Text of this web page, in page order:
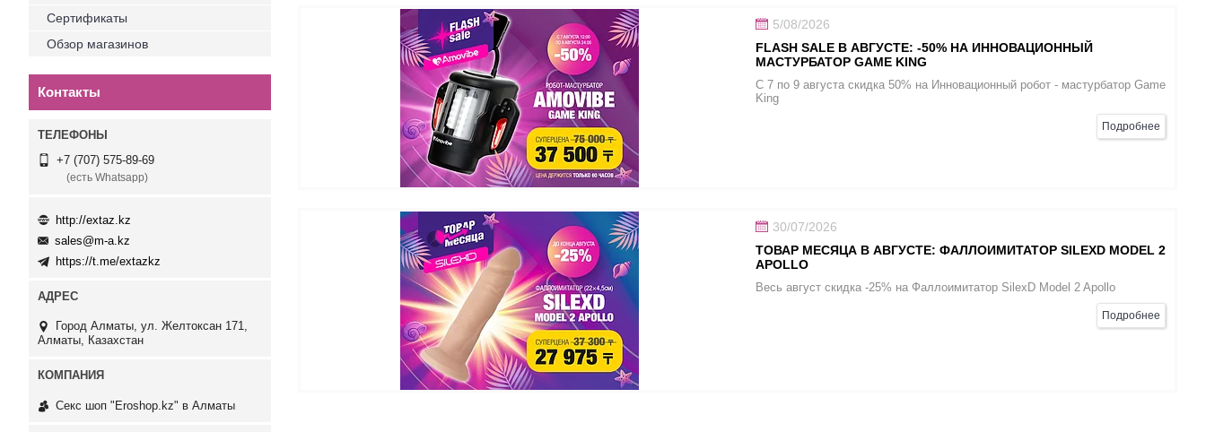
5/08/2026
FLASH SALE В АВГУСТЕ: -50% НА ИННОВАЦИОННЫЙ
МАСТУРБАТОР GAME KING
С 7 по 9 августа скидка 50% на Инновационный робот - мастурбатор Game
King
Подробнее
30/07/2026
ТОВАР МЕСЯЦА В АВГУСТЕ: ФАЛЛОИМИТАТОР SILEXD MODEL 2
APOLLO
Весь август скидка -25% на Фаллоимитатор SilexD Model 2 Apollo
Подробнее
Сертификаты
Обзор магазинов
Контакты
+7 (707) 575-89-69
(есть Whatsapp)
http://extaz.kz
sales@m-a.kz
https://t.me/extazkz
Город Алматы, ул. Желтоксан 171,
Алматы, Казахстан
Секс шоп "Eroshop.kz" в Алматы